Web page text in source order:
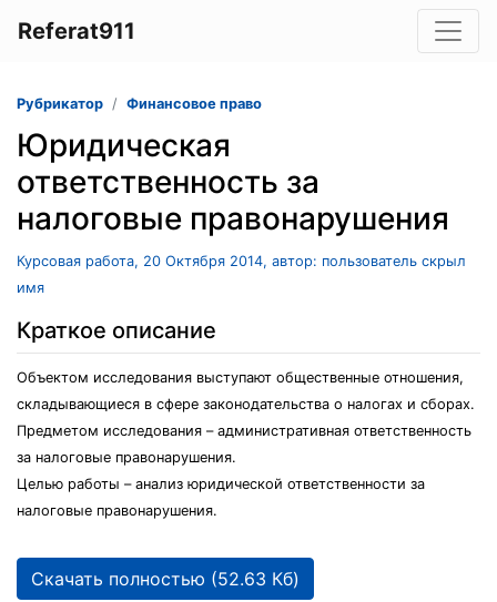
Referat911
Рубрикатор Финансовое право
Юридическая
ответственность за
налоговые правонарушения
Курсовая работа, 20 Октября 2014, автор: пользователь скрыл
имя
Краткое описание
Объектом исследования выступают общественные отношения,
складывающиеся в сфере законодательства о налогах и сборах.
Предметом исследования – административная ответственность
за налоговые правонарушения.
Целью работы – анализ юридической ответственности за
налоговые правонарушения.
Скачать полностью (52.63 Кб)